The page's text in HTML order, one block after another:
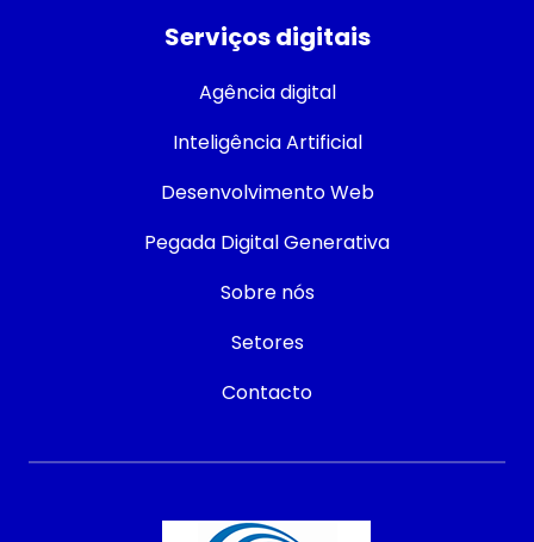
Serviços digitais
Agência digital
Inteligência Artificial
Desenvolvimento Web
Pegada Digital Generativa
Sobre nós
Setores
Contacto